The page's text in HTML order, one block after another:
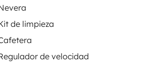
de limpieza
de velocidad